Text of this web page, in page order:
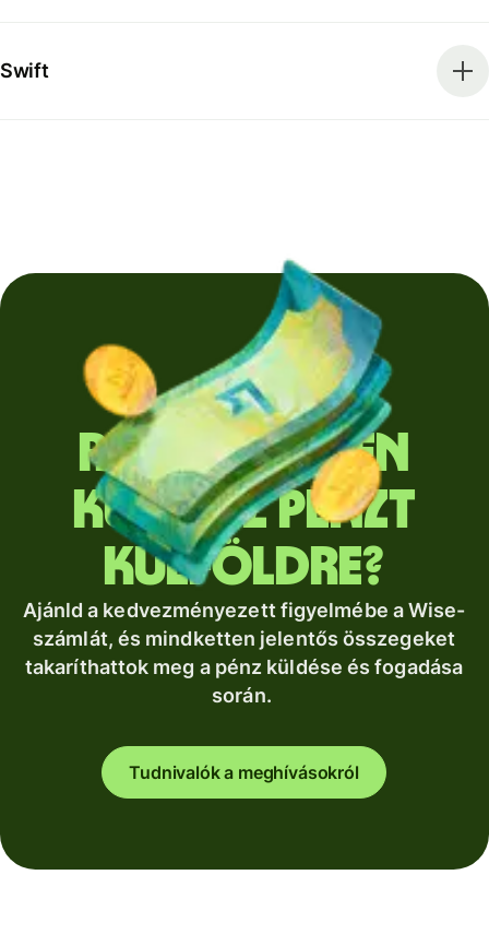
Swift
Rendszeresen
küldesz pénzt
külföldre?
Ajánld a kedvezményezett figyelmébe a Wise-
számlát, és mindketten jelentős összegeket
takaríthattok meg a pénz küldése és fogadása
során.
Tudnivalók a meghívásokról